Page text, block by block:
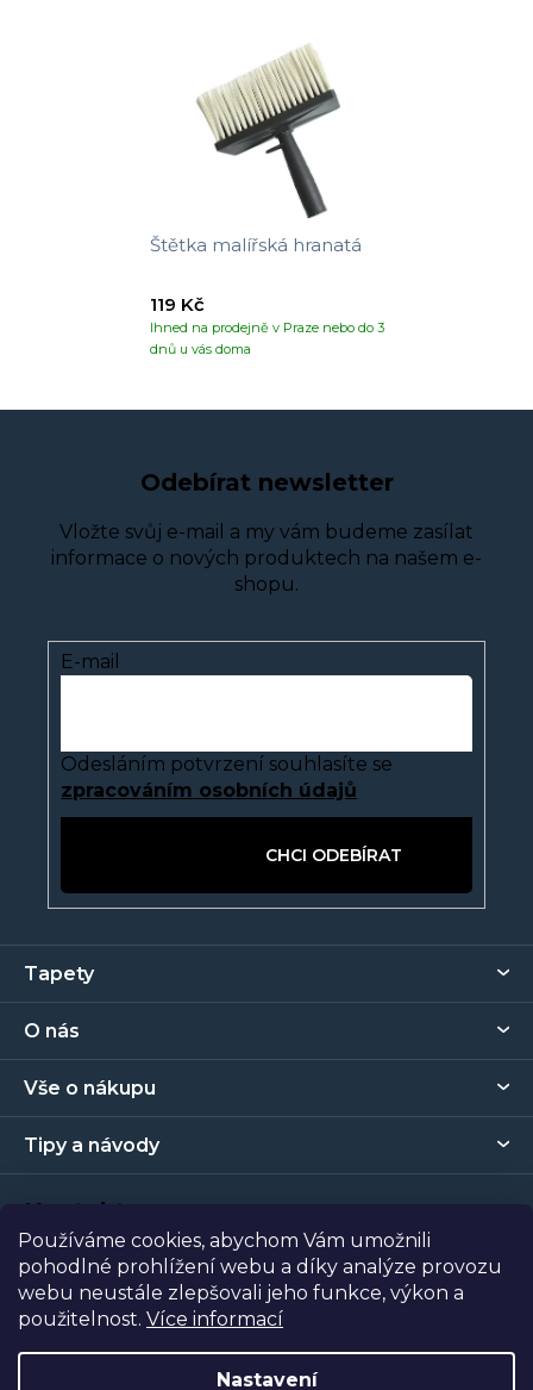
Používáme cookies, abychom Vám umožnili
pohodlné prohlížení webu a díky analýze provozu
webu neustále zlepšovali jeho funkce, výkon a
použitelnost. Více informací
Nastavení
Štětka malířská hranatá
Ihned na prodejně v Praze nebo do 3
dnů u vás doma
119 Kč
Odebírat newsletter
Vložte svůj e-mail a my vám budeme zasílat
informace o nových produktech na našem e-
shopu.
E-mail
Odesláním potvrzení souhlasíte se
zpracováním osobních údajů
a
í
Tapety
O nás
Vše o nákupu
Tipy a návody
Kontakt
Prodejna
Copyright 2026Tapety Metro Florenc. Všechna práva
vyhrazena.